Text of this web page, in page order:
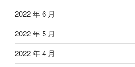
2022 年 6 月
2022 年 5 月
2022 年 4 月